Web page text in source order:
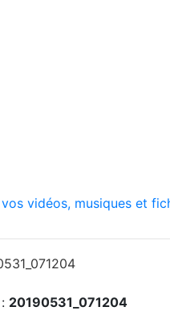
vidéos, musiques et
20190531_071204